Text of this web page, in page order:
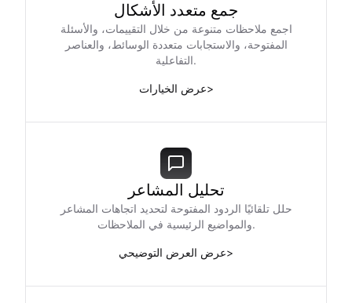
جمع متعدد الأشكال
اجمع ملاحظات متنوعة من خلال التقييمات، والأسئلة
المفتوحة، والاستجابات متعددة الوسائط، والعناصر
التفاعلية.
عرض الخيارات>
تحليل المشاعر
حلل تلقائيًا الردود المفتوحة لتحديد اتجاهات المشاعر
والمواضيع الرئيسية في الملاحظات.
عرض العرض التوضيحي>